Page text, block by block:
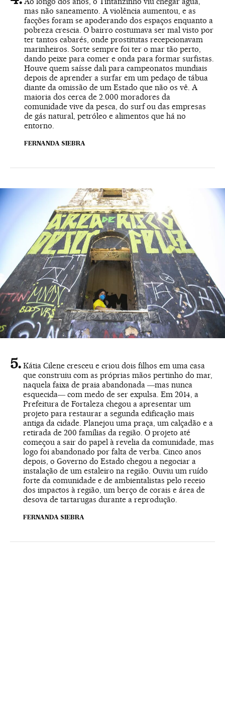
mas não saneamento. A violência aumentou, e as
facções foram se apoderando dos espaços enquanto a
pobreza crescia. O bairro costumava ser mal visto por
ter tantos cabarés, onde prostitutas recepcionavam
marinheiros. Sorte sempre foi ter o mar tão perto,
dando peixe para comer e onda para formar surfistas.
Houve quem saísse dali para campeonatos mundiais
depois de aprender a surfar em um pedaço de tábua
diante da omissão de um Estado que não os vê. A
maioria dos cerca de 2.000 moradores da
comunidade vive da pesca, do surf ou das empresas
de gás natural, petróleo e alimentos que há no
entorno.
FERNANDA SIEBRA
Kátia Cilene cresceu e criou dois filhos em uma casa
que construiu com as próprias mãos pertinho do mar,
naquela faixa de praia abandonada ―mas nunca
esquecida― com medo de ser expulsa. Em 2014, a
Prefeitura de Fortaleza chegou a apresentar um
projeto para restaurar a segunda edificação mais
antiga da cidade. Planejou uma praça, um calçadão e a
retirada de 200 famílias da região. O projeto até
começou a sair do papel à revelia da comunidade, mas
logo foi abandonado por falta de verba. Cinco anos
depois, o Governo do Estado chegou a negociar a
instalação de um estaleiro na região. Ouviu um ruído
forte da comunidade e de ambientalistas pelo receio
dos impactos à região, um berço de corais e área de
desova de tartarugas durante a reprodução.
FERNANDA SIEBRA